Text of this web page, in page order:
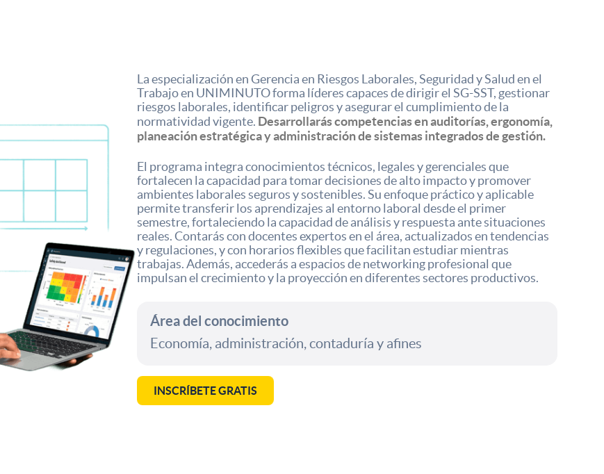
La especialización en Gerencia en Riesgos Laborales, Seguridad y Salud en el
Trabajo en UNIMINUTO forma líderes capaces de dirigir el SG-SST, gestionar
riesgos laborales, identificar peligros y asegurar el cumplimiento de la
normatividad vigente. Desarrollarás competencias en auditorías, ergonomía,
planeación estratégica y administración de sistemas integrados de gestión.
El programa integra conocimientos técnicos, legales y gerenciales que
fortalecen la capacidad para tomar decisiones de alto impacto y promover
ambientes laborales seguros y sostenibles. Su enfoque práctico y aplicable
permite transferir los aprendizajes al entorno laboral desde el primer
semestre, fortaleciendo la capacidad de análisis y respuesta ante situaciones
reales. Contarás con docentes expertos en el área, actualizados en tendencias
y regulaciones, y con horarios flexibles que facilitan estudiar mientras
trabajas. Además, accederás a espacios de networking profesional que
impulsan el crecimiento y la proyección en diferentes sectores productivos.
Área del conocimiento
Economía, administración, contaduría y afines
INSCRÍBETE GRATIS